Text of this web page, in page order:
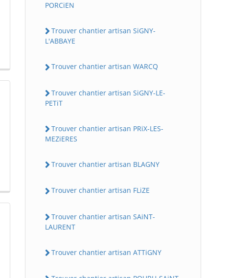
PORCiEN
Trouver chantier artisan SiGNY-
L'ABBAYE
Trouver chantier artisan WARCQ
Trouver chantier artisan SiGNY-LE-
PETiT
Trouver chantier artisan PRiX-LES-
MEZiERES
Trouver chantier artisan BLAGNY
Trouver chantier artisan FLiZE
Trouver chantier artisan SAiNT-
LAURENT
Trouver chantier artisan ATTiGNY